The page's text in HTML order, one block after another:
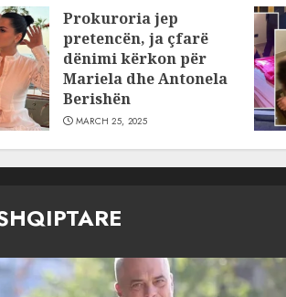
JULY 24, 2025
Prokuroria jep
pretencën, ja çfarë
dënimi kërkon për
Mariela dhe Antonela
Berishën
MARCH 25, 2025